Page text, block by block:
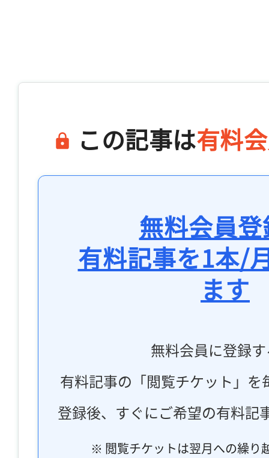
この記事は有料
無料会員
有料記事を1本/
ます
無料会員に登録
有料記事の「閲覧チケット」
登録後、すぐにご希望の有料記
※ 閲覧チケットは翌月への繰り